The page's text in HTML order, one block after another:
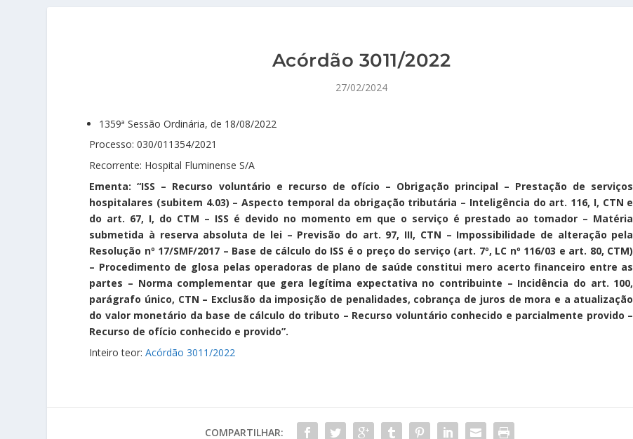
Acórdão 3011/2022
27/02/2024
1359ª Sessão Ordinária, de 18/08/2022
Processo: 030/011354/2021
Recorrente: Hospital Fluminense S/A
Ementa: “ISS – Recurso voluntário e recurso de ofício – Obrigação principal – Prestação de serviços
hospitalares (subitem 4.03) – Aspecto temporal da obrigação tributária – Inteligência do art. 116, I, CTN e
do art. 67, I, do CTM – ISS é devido no momento em que o serviço é prestado ao tomador – Matéria
submetida à reserva absoluta de lei – Previsão do art. 97, III, CTN – Impossibilidade de alteração pela
Resolução nº 17/SMF/2017 – Base de cálculo do ISS é o preço do serviço (art. 7º, LC nº 116/03 e art. 80, CTM)
– Procedimento de glosa pelas operadoras de plano de saúde constitui mero acerto financeiro entre as
partes – Norma complementar que gera legítima expectativa no contribuinte – Incidência do art. 100,
parágrafo único, CTN – Exclusão da imposição de penalidades, cobrança de juros de mora e a atualização
do valor monetário da base de cálculo do tributo – Recurso voluntário conhecido e parcialmente provido –
Recurso de ofício conhecido e provido”.
Inteiro teor:Acórdão 3011/2022
COMPARTILHAR: